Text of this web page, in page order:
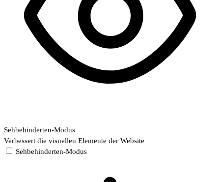
Sehbehinderten-Modus
Verbessert die visuellen Elemente der Website
Sehbehinderten-Modus